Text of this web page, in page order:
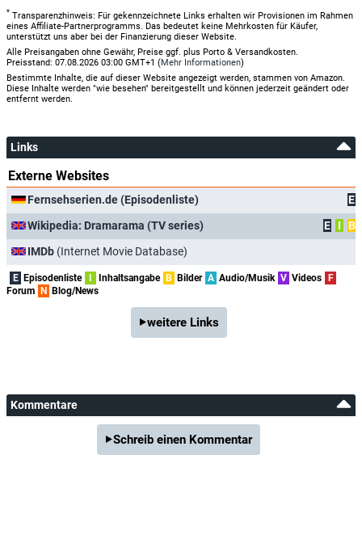
* Transparenzhinweis: Für gekennzeichnete Links erhalten wir Provisionen im Rahmen
eines Affiliate-Partnerprogramms. Das bedeutet keine Mehrkosten für Käufer,
unterstützt uns aber bei der Finanzierung dieser Website.
Alle Preisangaben ohne Gewähr, Preise ggf. plus Porto & Versandkosten.
Preisstand: 07.08.2026 03:00 GMT+1 (Mehr Informationen)
Bestimmte Inhalte, die auf dieser Website angezeigt werden, stammen von Amazon.
Diese Inhalte werden "wie besehen" bereitgestellt und können jederzeit geändert oder
entfernt werden.
Links
Externe Websites
Fernsehserien.de (Episodenliste)
E
Wikipedia: Dramarama (TV series)
E I
B
IMDb (Internet Movie Database)
E Episodenliste I Inhaltsangabe B Bilder A Audio/Musik V Videos F
Forum N Blog/News
weitere Links
Kommentare
Schreib einen Kommentar